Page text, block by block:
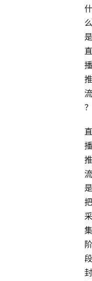
什
么
是
直
播
推
流
？
直
播
推
流
是
把
采
集
阶
段
封